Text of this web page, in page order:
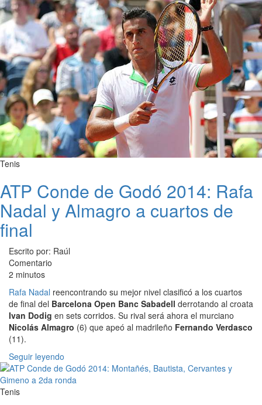
Tenis
ATP Conde de Godó 2014: Rafa
Nadal y Almagro a cuartos de
final
Escrito por: Raúl
Comentario
2 minutos
Rafa Nadal reencontrando su mejor nivel clasificó a los cuartos
de final del Barcelona Open Banc Sabadell derrotando al croata
Ivan Dodig en sets corridos. Su rival será ahora el murciano
Nicolás Almagro (6) que apeó al madrileño Fernando Verdasco
(11).
Seguir leyendo
Tenis